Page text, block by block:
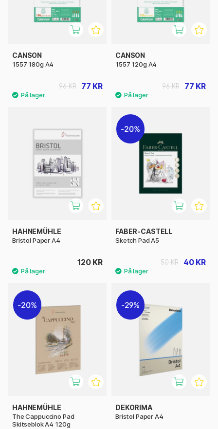
CANSON
1557 180g A4
77 KR
96 KR
CANSON
1557 120g A4
77 KR
96 KR
HAHNEMÜHLE
Bristol Paper A4
120 KR
20%
FABER-CASTELL
Sketch Pad A5
40 KR
50 KR
20%
HAHNEMÜHLE
The Cappuccino Pad
Skitseblok A4 120g
29%
DEKORIMA
Bristol Paper A4